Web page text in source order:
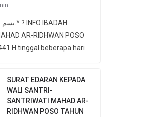
AR-RIDHWAN POSO
H tinggal beberapa hari
SURAT EDARAN KEPADA
WALI SANTRI-
SANTRIWATI MAHAD AR-
RIDHWAN POSO TAHUN